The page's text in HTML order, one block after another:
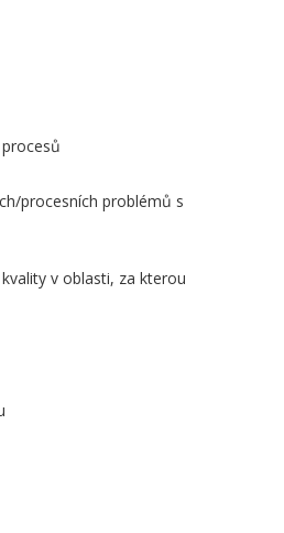
procesních problémů s
v oblasti, za kterou